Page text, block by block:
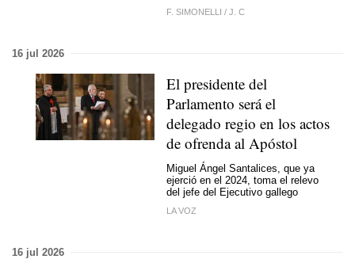
F. SIMONELLI / J. C
16 jul 2026
El presidente del
Parlamento será el
delegado regio en los actos
de ofrenda al Apóstol
Miguel Ángel Santalices, que ya
ejerció en el 2024, toma el relevo
del jefe del Ejecutivo gallego
LA VOZ
16 jul 2026